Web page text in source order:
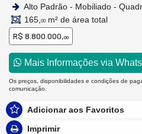
Alto Padrão - Mobiliado -
165, 00 m² de área total
R$ 8.800.000,00
Mais Informações via
Os preços, disponibilidades e condições de
comunicação.
Adicionar aos Favoritos
Imprimir